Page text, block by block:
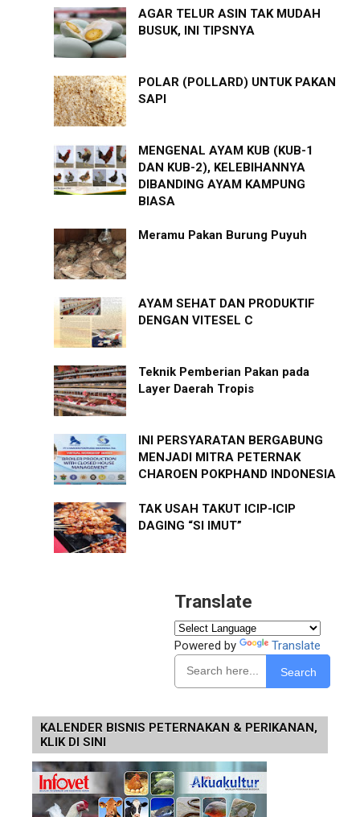
AGAR TELUR ASIN TAK MUDAH
BUSUK, INI TIPSNYA
POLAR (POLLARD) UNTUK PAKAN
SAPI
MENGENAL AYAM KUB (KUB-1
DAN KUB-2), KELEBIHANNYA
DIBANDING AYAM KAMPUNG
BIASA
Meramu Pakan Burung Puyuh
AYAM SEHAT DAN PRODUKTIF
DENGAN VITESEL C
Teknik Pemberian Pakan pada
Layer Daerah Tropis
INI PERSYARATAN BERGABUNG
MENJADI MITRA PETERNAK
CHAROEN POKPHAND INDONESIA
TAK USAH TAKUT ICIP-ICIP
DAGING “SI IMUT”
Translate
Powered by Translate
Search
KALENDER BISNIS PETERNAKAN & PERIKANAN,
KLIK DI SINI